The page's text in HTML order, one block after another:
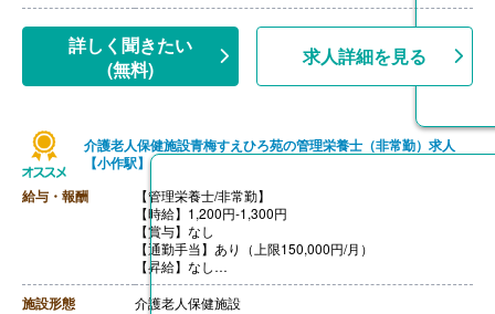
詳しく聞きたい
(無料)
求人詳細を見る
介護老人保健施設青梅すえひろ苑の管理栄養士（非常勤）求人
【小作駅】
給与・報酬
【管理栄養士/非常勤】
【時給】1,200円-1,300円
【賞与】なし
【通勤手当】あり（上限150,000円/月）
【昇給】なし
【退職金】なし
施設形態 介護老人保健施設